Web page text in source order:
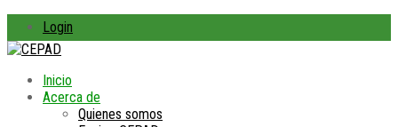
Login
Inicio
Acerca de
Quienes somos